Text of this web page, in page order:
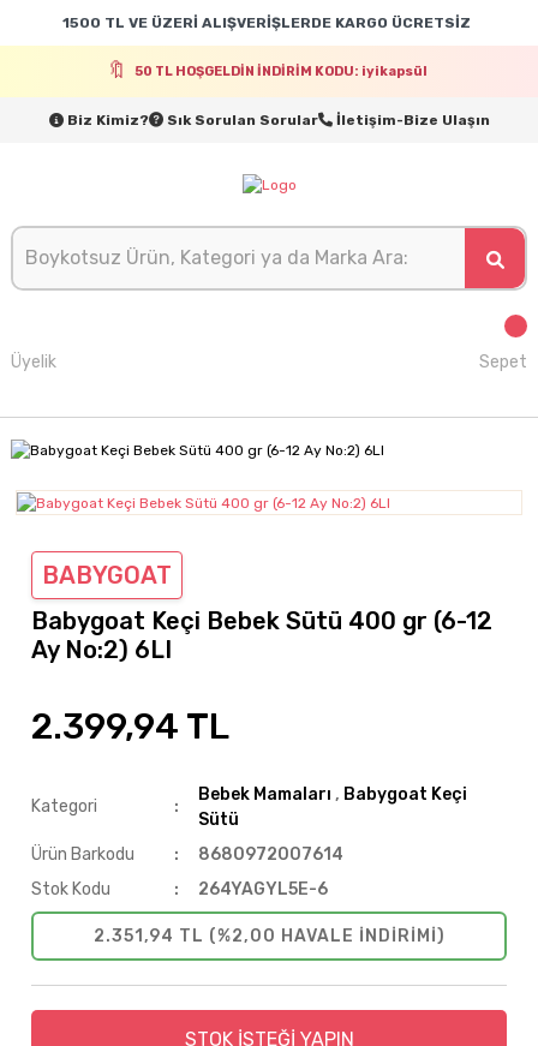
1500 TL VE ÜZERİ ALIŞVERİŞLERDE KARGO ÜCRETSİZ
50 TL HOŞGELDİN İNDİRİM KODU: iyikapsül
Biz Kimiz? Sık Sorulan Sorular İletişim-Bize Ulaşın
Üyelik Sepet
BABYGOAT
Babygoat Keçi Bebek Sütü 400 gr (6-12
Ay No:2) 6LI
2.399,94 TL
Kategori
Bebek Mamaları , Babygoat Keçi
Sütü
Ürün Barkodu
8680972007614
Stok Kodu
264YAGYL5E-6
2.351,94 TL (%2,00 HAVALE INDIRIMI)
STOK İSTEĞİ YAPIN